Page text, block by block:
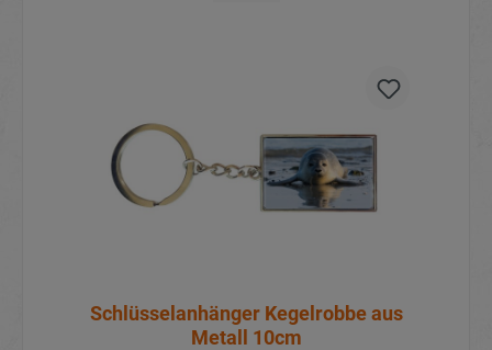
Schlüsselanhänger Kegelrobbe aus
Metall 10cm